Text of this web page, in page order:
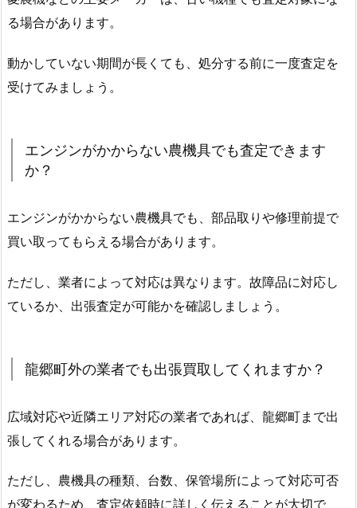
る場合があります。
動かしていない期間が長くても、処分する前に一度査定を
受けてみましょう。
エンジンがかからない農機具でも査定できます
か？
エンジンがかからない農機具でも、部品取りや修理前提で
買い取ってもらえる場合があります。
ただし、業者によって対応は異なります。故障品に対応し
ているか、出張査定が可能かを確認しましょう。
龍郷町外の業者でも出張買取してくれますか？
広域対応や近隣エリア対応の業者であれば、龍郷町まで出
張してくれる場合があります。
ただし、農機具の種類、台数、保管場所によって対応可否
が変わるため、査定依頼時に詳しく伝えることが大切で